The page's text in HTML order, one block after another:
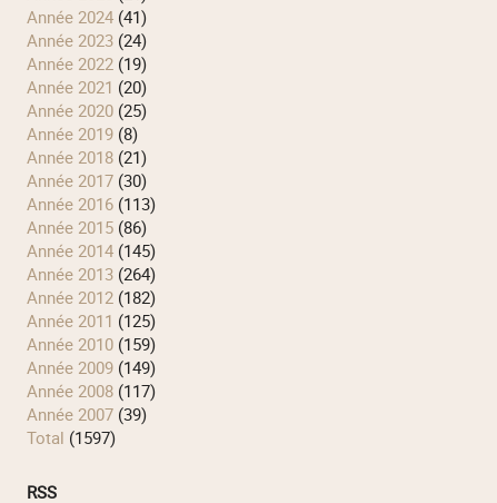
année 2024(41)
année 2023(24)
année 2022(19)
année 2021 (20)
année 2020(25)
année 2019(8)
année 2018(21)
année 2017(30)
année 2016(113)
année 2015(86)
année 2014(145)
année 2013(264)
année 2012(182)
année 2011 (125)
année 2010(159)
année 2009(149)
année 2008(117)
année 2007(39)
total (1597)
RSS